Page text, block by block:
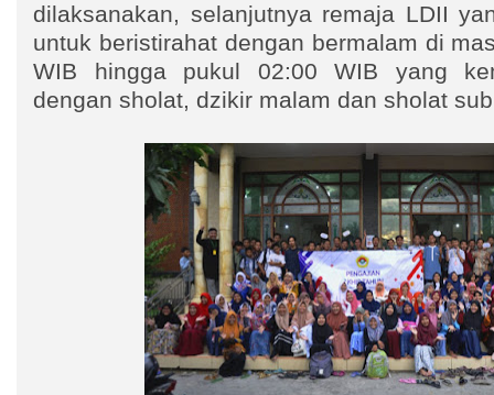
dilaksanakan, selanjutnya remaja LDII
untuk beristirahat dengan bermalam di
WIB hingga pukul 02:00 WIB yang
dengan sholat, dzikir malam dan sholat